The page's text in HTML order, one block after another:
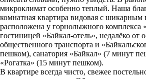
микроклимат особенно теплый. Наша
комнатная квартира видовая с шикарным
расположена у горнолыжного комплекса
гостиницей «Байкал-отель», недалёко от
общественного транспорта и
пешком), санатория «Байкал» (7 минут
«Рогатка» (15 минут пешком).
В квартире всегда чисто, свежее